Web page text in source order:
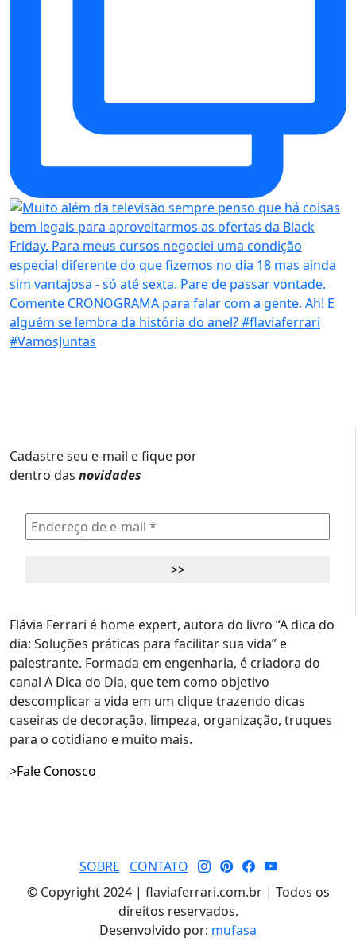
Cadastre seu e-mail e fique por
dentro das novidades
Flávia Ferrari é home expert, autora do livro “A dica do
dia: Soluções práticas para facilitar sua vida” e
palestrante. Formada em engenharia, é criadora do
canal A Dica do Dia, que tem como objetivo
descomplicar a vida em um clique trazendo dicas
caseiras de decoração, limpeza, organização, truques
para o cotidiano e muito mais.
>Fale Conosco
SOBRE
CONTATO
© Copyright 2024 | flaviaferrari.com.br | Todos os
direitos reservados.
Desenvolvido por: mufasa